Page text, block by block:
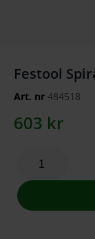
Festool
Art. nr 484518
603 kr